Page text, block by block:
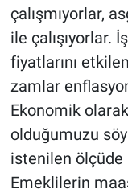
çalışmıyorlar,
ile çalışıyorlar.
fiyatlarını
zamlar
Ekonomik olarak
olduğumuzu
istenilen ölçüde
Emeklilerin